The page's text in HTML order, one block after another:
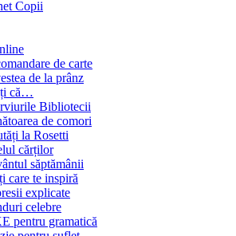
Copii
de carte
de la prânz
că…
Bibliotecii
de comori
la Rosetti
cărților
săptămânii
care te inspiră
explicate
celebre
pentru gramatică